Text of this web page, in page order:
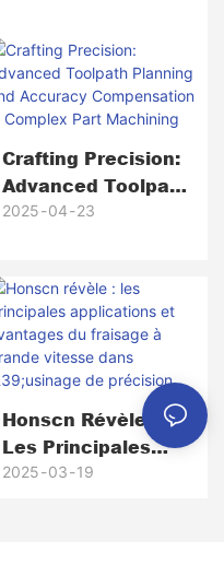
Crafting Precision:
Advanced Toolpath
Planning And
Complex Part
Machining
2025 04 23
Honscn Révèle :
Les Principales
Applications Et
2025 03 19